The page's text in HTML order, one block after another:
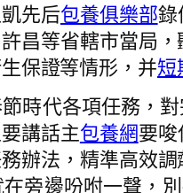
先后包養俱樂部錄
許昌等省轄市當局
保證等情形，并短
代各項任務，對
講話主包養網要
辦法，精準高效調
在旁邊吩咐一聲，